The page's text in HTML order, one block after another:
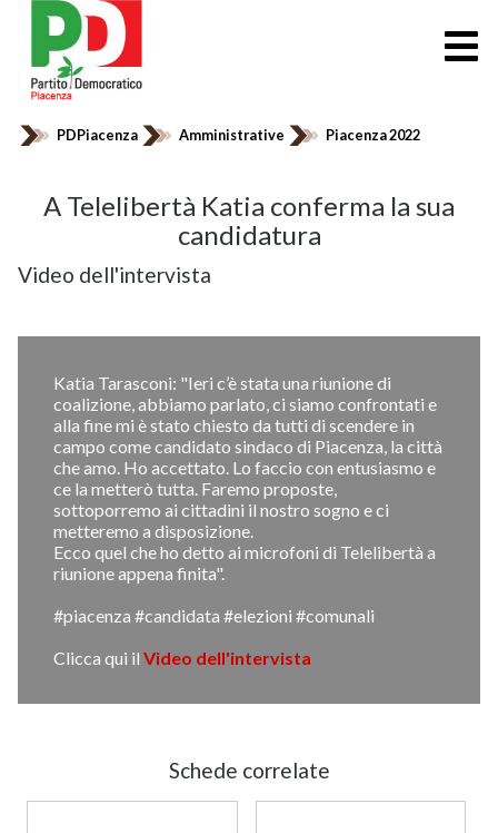
PDPiacenza Amministrative Piacenza 2022
A Telelibertà Katia conferma la sua
candidatura
Video dell'intervista
Katia Tarasconi: "Ieri c’è stata una riunione di
coalizione, abbiamo parlato, ci siamo confrontati e
alla fine mi è stato chiesto da tutti di scendere in
campo come candidato sindaco di Piacenza, la città
che amo. Ho accettato. Lo faccio con entusiasmo e
ce la metterò tutta. Faremo proposte,
sottoporremo ai cittadini il nostro sogno e ci
metteremo a disposizione.
Ecco quel che ho detto ai microfoni di Telelibertà a
riunione appena finita".
#piacenza #candidata #elezioni #comunali
Clicca qui il Video dell'intervista
Schede correlate